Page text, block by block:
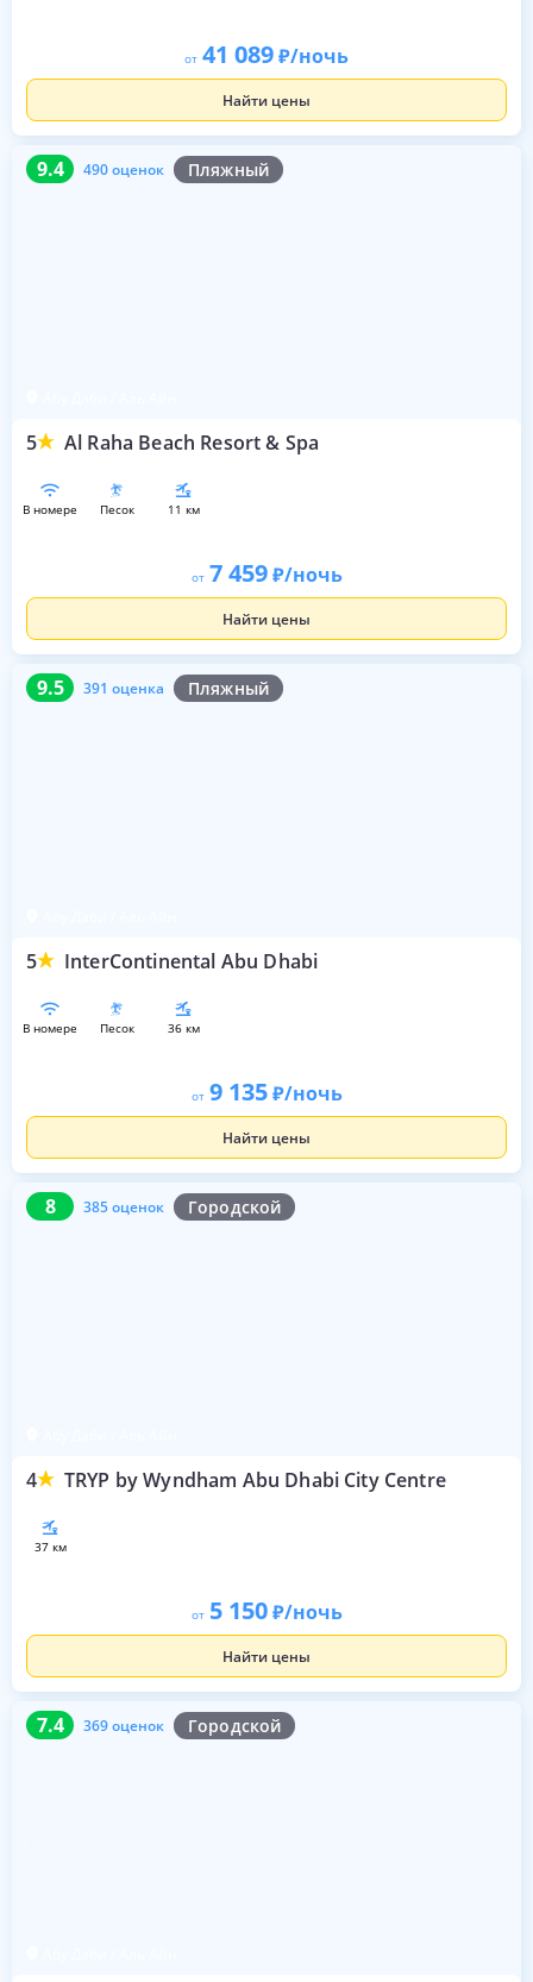
от 41 089 /ночь
Найти цены
9.4 490 оценок Пляжный
5 Al Raha Beach Resort & Spa
9.4 490 оценок
в номере песок 11 км
от 7 459 /ночь
Найти цены
9.5 391 оценка Пляжный
5 InterContinental Abu Dhabi
9.5 391 оценка
в номере песок 36 км
от 9 135 /ночь
Найти цены
8 385 оценок Городской
4 TRYP by Wyndham Abu Dhabi City Centre
8 385 оценок
37 км
от 5 150 /ночь
Найти цены
7.4 369 оценок Городской
7.4 369 оценок